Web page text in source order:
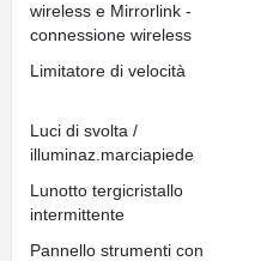
wireless e Mirrorlink -
connessione wireless
Limitatore di velocità
Luci di svolta /
illuminaz.marciapiede
Lunotto tergicristallo
intermittente
Pannello strumenti con